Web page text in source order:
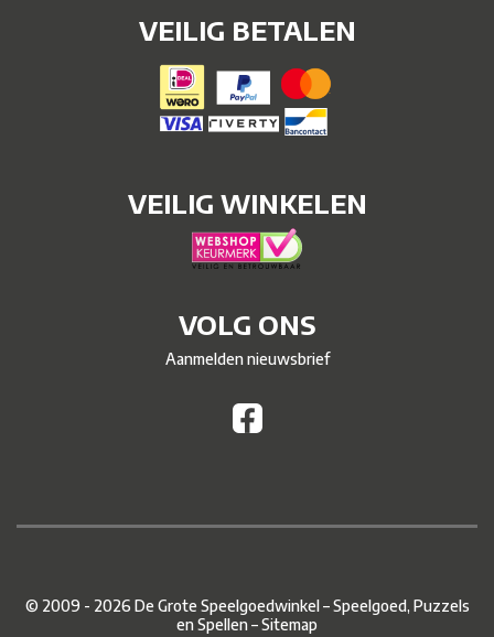
VEILIG BETALEN
VEILIG WINKELEN
VOLG ONS
Aanmelden nieuwsbrief
© 2009 - 2026 De Grote Speelgoedwinkel – Speelgoed, Puzzels
en Spellen –Sitemap